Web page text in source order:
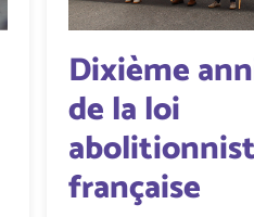
Dixième
de la loi
française